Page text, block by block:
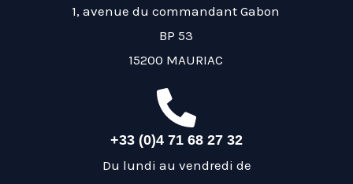
1, avenue du commandant Gabon
BP 53
15200 MAURIAC
+33 (0)4 71 68 27 32
Du lundi au vendredi de